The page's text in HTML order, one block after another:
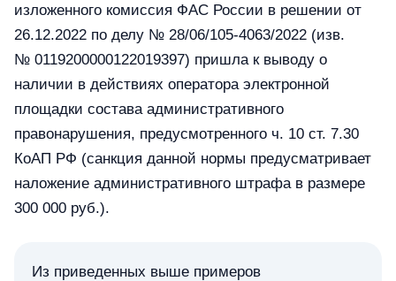
изложенного комиссия ФАС России в решении от
26.12.2022 по делу № 28/06/105-4063/2022 (изв.
№ 0119200000122019397) пришла к выводу о
наличии в действиях оператора электронной
площадки состава административного
правонарушения, предусмотренного ч. 10 ст. 7.30
КоАП РФ (санкция данной нормы предусматривает
наложение административного штрафа в размере
300 000 руб.).
Из приведенных выше примеров